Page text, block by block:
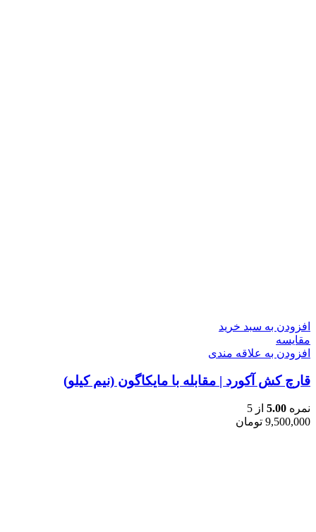
افزودن به سبد خرید
مقایسه
افزودن به علاقه مندی
قارچ کش آکورد | مقابله با مایکاگون (نیم کیلو)
نمره 5.00 از 5
9,500,000 تومان